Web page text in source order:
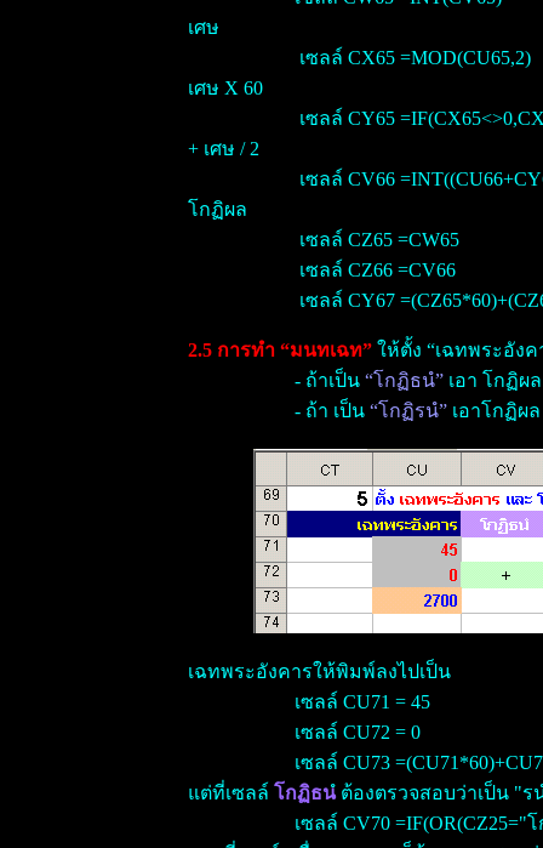
เศษ
เซลล์ CX65 =MOD(CU65,2)
เศษ X 60
เซลล์ CY65
+ เศษ / 2
เซลล์ CV66
โกฏิผล
เซลล์ CZ65 =CW65
เซลล์ CZ66 =CV66
เซลล์ CY67
2.5 การทำ “มนทเฉท”ให้ตั้ง “เฉทพระอัง
- ถ้าเป็น “โกฏิธนํ”เอา โกฏิผ
- ถ้า เป็น “โกฏิรนํ”เอาโกฏิผ
เฉทพระอังคารให้พิมพ์ลงไปเป็น
เซลล์ CU71 = 45
เซลล์ CU72 = 0
เซลล์ CU73
แต่ที่เซลล์ โกฏิธน ต้องตรวจสอบว่าเป็น "
เซลล์ CV70